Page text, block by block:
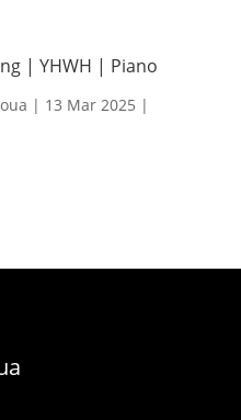
| YHWH | Piano
| 13 Mar 2025 |